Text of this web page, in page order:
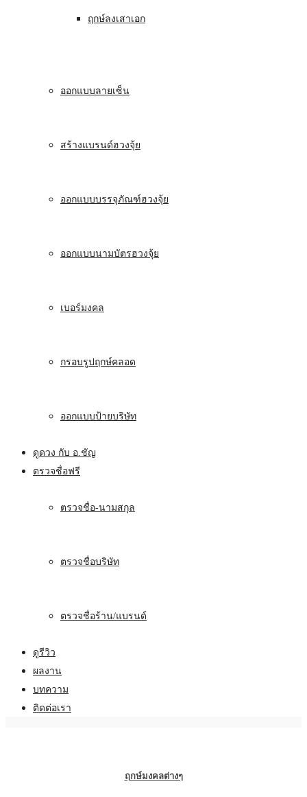
ฤกษ์ลงเสาเอก
ออกแบบลายเซ็น
สร้างแบรนด์ฮวงจุ้ย
ออกแบบบรรจุภัณฑ์ฮวงจุ้ย
ออกแบบนามบัตรฮวงจุ้ย
เบอร์มงคล
กรอบรูปฤกษ์คลอด
ออกแบบป้ายบริษัท
ดูดวง กับ อ.ชัญ
ตรวจชื่อฟรี
ตรวจชื่อ-นามสกุล
ตรวจชื่อบริษัท
ตรวจชื่อร้าน/แบรนด์
ดูรีวิว
ผลงาน
บทความ
ติดต่อเรา
ฤกษ์มงคลต่างๆ